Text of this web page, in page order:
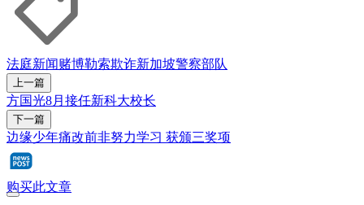
法庭新闻赌博勒索欺诈新加坡警察部队
上一篇
方国光8月接任新科大校长
下一篇
边缘少年痛改前非努力学习 获颁三奖项
购买此文章